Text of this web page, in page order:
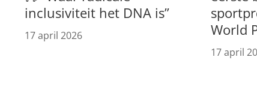
inclusiviteit het DNA is”
17 april 2026
World
17 april